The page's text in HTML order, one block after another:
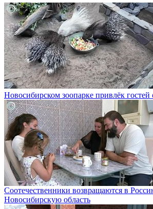
Новосибирском зоопарке привлёк гостей
Соотечественники возвращаются в
Новосибирскую область